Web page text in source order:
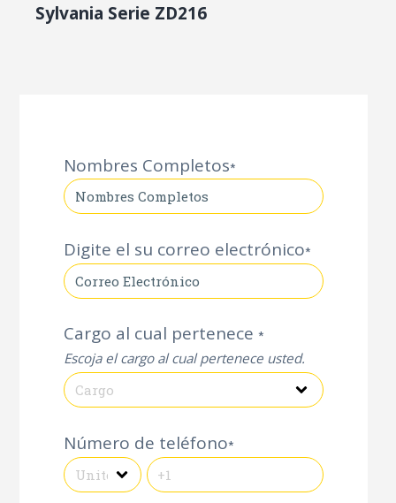
Sylvania Serie ZD216
Nombres Completos*
Digite el su correo electrónico*
Cargo al cual pertenece*
Escoja el cargo al cual pertenece usted.
Número de teléfono*